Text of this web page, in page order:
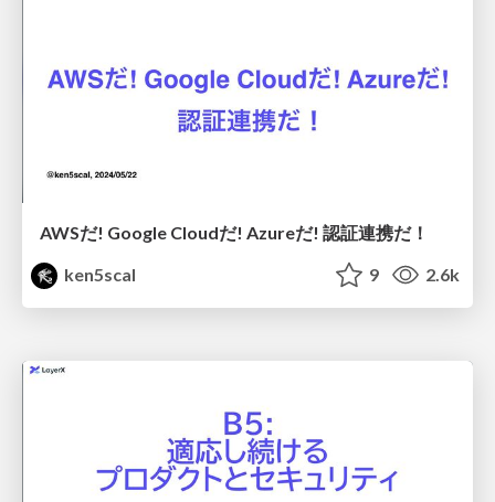
AWSだ! Google Cloudだ! Azureだ! 認証連携だ！
ken5scal
9 2.6k